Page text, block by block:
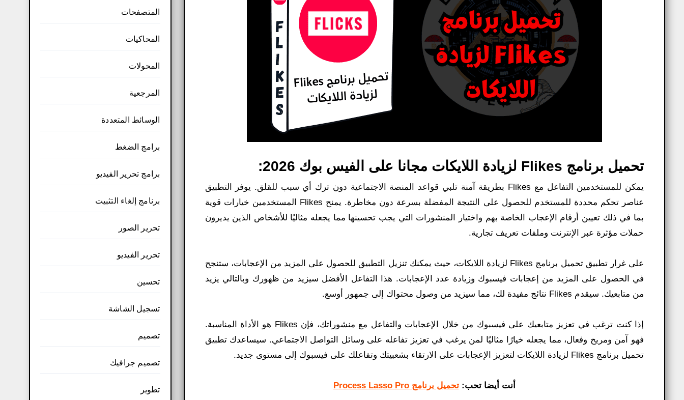
تحميل برنامج Flikes لزيادة اللايكات مجانا على الفيس بوك 2026:
يمكن للمستخدمين التفاعل مع Flikes بطريقة آمنة تلبي قواعد المنصة الاجتماعية دون ترك أي سبب للقلق. يوفر التطبيق
عناصر تحكم محددة للمستخدم للحصول على النتيجة المفضلة بسرعة دون مخاطرة. يمنح Flikes المستخدمين خيارات قوية
بما في ذلك تعيين أرقام الإعجاب الخاصة بهم واختيار المنشورات التي يجب تحسينها مما يجعله مثاليًا للأشخاص الذين يديرون
حملات مؤثرة عبر الإنترنت وملفات تعريف تجارية.
على غرار تطبيق تحميل برنامج Flikes لزيادة اللايكات، حيث يمكنك تنزيل التطبيق للحصول على المزيد من الإعجابات، ستنجح
في الحصول على المزيد من إعجابات فيسبوك وزيادة عدد الإعجابات. هذا التفاعل الأفضل سيزيد من ظهورك وبالتالي يزيد
من متابعيك. سيقدم Flikes نتائج مفيدة لك، مما سيزيد من وصول محتواك إلى جمهور أوسع.
إذا كنت ترغب في تعزيز متابعيك على فيسبوك من خلال الإعجابات والتفاعل مع منشوراتك، فإن Flikes هو الأداة المناسبة.
فهو آمن ومريح وفعال، مما يجعله خيارًا مثاليًا لمن يرغب في تعزيز تفاعله على وسائل التواصل الاجتماعي. سيساعدك تطبيق
تحميل برنامج Flikes لزيادة اللايكات لتعزيز الإعجابات على الارتقاء بشعبيتك وتفاعلك على فيسبوك إلى مستوى جديد.
أنت أيضا تحب:تحميل برنامج Process Lasso Pro
المتصفحات
المحاكيات
المحولات
المرجعية
الوسائط المتعددة
برامج الضغط
برامج تحرير الفيديو
برنامج إلغاء التثبيت
تحرير الصور
تحرير الفيديو
تحسين
تسجيل الشاشة
تصميم
تصميم جرافيك
تطوير